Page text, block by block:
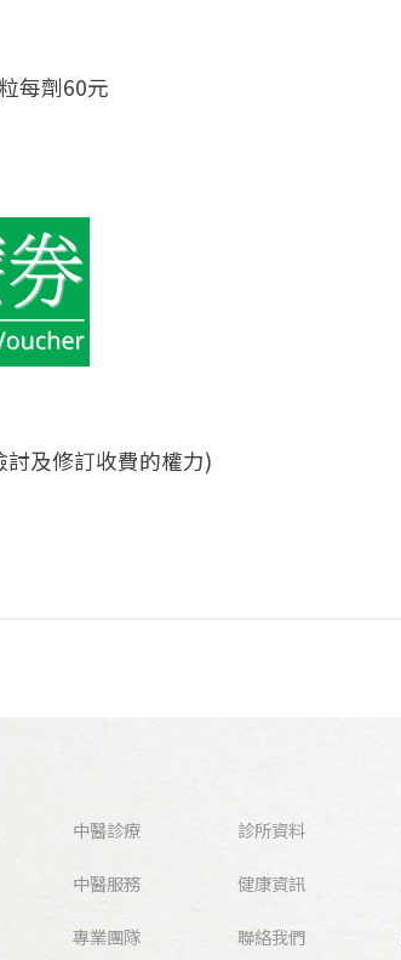
每劑60元
及修訂收費的權力)
中醫診療
中醫服務
專業團隊
診所資料
健康資訊
聯絡我們